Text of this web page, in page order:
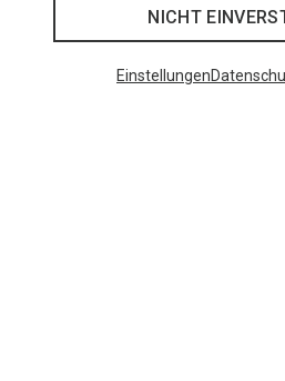
NICHT
Einstellungen